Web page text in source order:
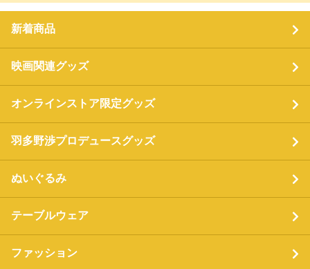
新着商品
映画関連グッズ
オンラインストア限定グッズ
羽多野渉プロデュースグッズ
ぬいぐるみ
テーブルウェア
ファッション